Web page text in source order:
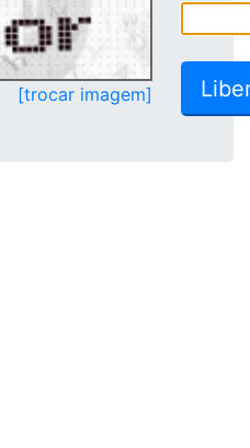
[trocar imagem]